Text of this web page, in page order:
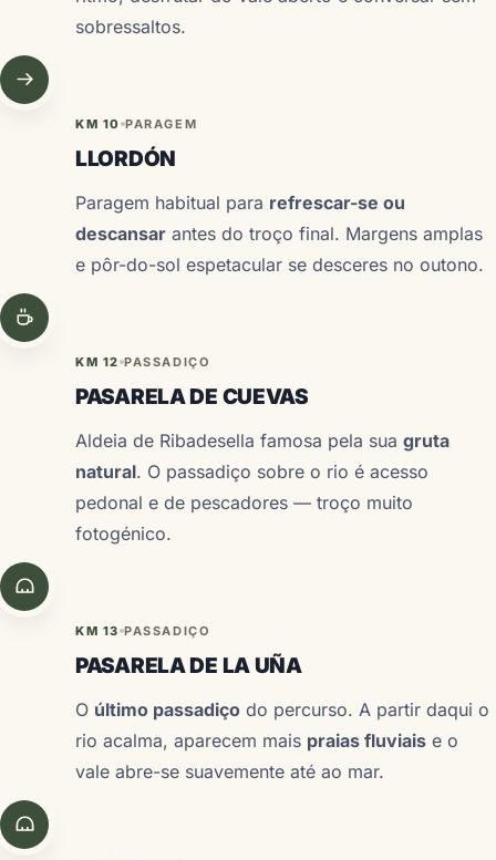
sobressaltos.
KM 10 PARAGEM
LLORDÓN
Paragem habitual para refrescar-se ou
descansar antes do troço final. Margens amplas
e pôr-do-sol espetacular se desceres no outono.
KM 12 PASSADIÇO
PASARELA DE CUEVAS
Aldeia de Ribadesella famosa pela sua gruta
natural. O passadiço sobre o rio é acesso
pedonal e de pescadores — troço muito
fotogénico.
KM 13 PASSADIÇO
PASARELA DE LA UÑA
O último passadiço do percurso. A partir daqui o
rio acalma, aparecem mais praias fluviais e o
vale abre-se suavemente até ao mar.